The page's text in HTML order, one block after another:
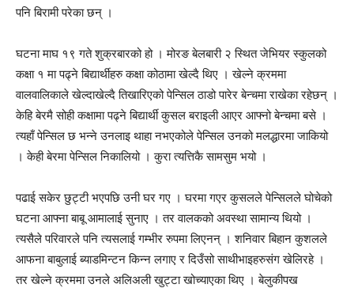
पनि बिरामी परेका छन् ।
घटना माघ १९ गते शुक्रबारको हो । मोरङ बेलबारी २ स्थित जेभियर स्कुलको
कक्षा १ मा पढ्ने बिद्यार्थीहरु कक्षा कोठामा खेल्दै थिए । खेल्ने क्रममा
वालवालिकाले खेल्दाखेल्दै तिखारिएको पेन्सिल ठाडो पारेर बेन्चमा राखेका रहेछन् ।
केहि बेरमै सोही कक्षामा पढ्ने बिद्यार्थी कुसल बराइली आएर आफ्नो बेन्चमा बसे ।
त्यहाँ पेन्सिल छ भन्ने उनलाइ थाहा नभएकोले पेन्सिल उनको मलद्धारमा जाकियो
। केही बेरमा पेन्सिल निकालियो । कुरा त्यत्तिकै सामसुम भयो ।
पढाई सकेर छुट्टी भएपछि उनी घर गए । घरमा गएर कुसलले पेन्सिलले घोचेको
घटना आफ्ना बाबू आमालाई सुनाए । तर वालकको अवस्था सामान्य थियो ।
त्यसैले परिवारले पनि त्यसलाई गम्भीर रुपमा लिएनन् । शनिवार बिहान कुशलले
आफना बाबुलाई ब्याडमिन्टन किन्न लगाए र दिउँसो साथीभाइहरुसंग खेलिरहे ।
तर खेल्ने क्रममा उनले अलिअली खुट्टा खोच्याएका थिए । बेलुकीपख